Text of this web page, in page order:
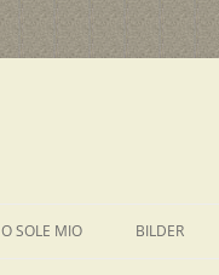
O SOLE MIO BILDER